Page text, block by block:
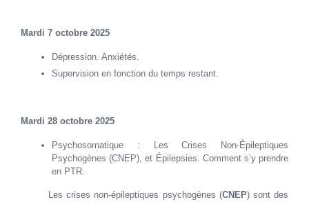
Mardi 7 octobre 2025
Dépression. Anxiétés.
Supervision en fonction du temps restant.
Mardi 28 octobre 2025
Psychosomatique : Les Crises Non-Épileptiques
Psychogènes (CNEP), et Épilepsies. Comment s’y prendre
en PTR.
Les crises non-épileptiques psychogènes (CNEP) sont des